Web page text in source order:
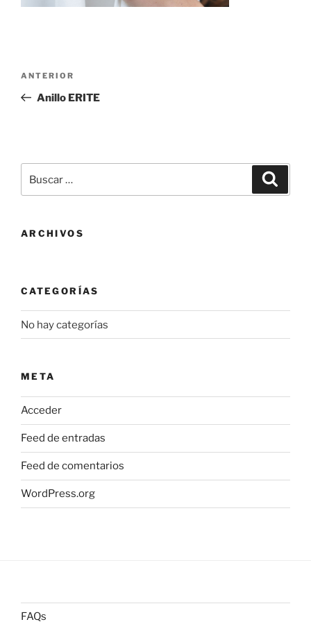
entradas
Entrada
anterior:
ANTERIOR
Anillo ERITE
por:
ARCHIVOS
CATEGORÍAS
No hay categorías
META
Acceder
Feed de entradas
Feed de comentarios
WordPress.org
FAQs